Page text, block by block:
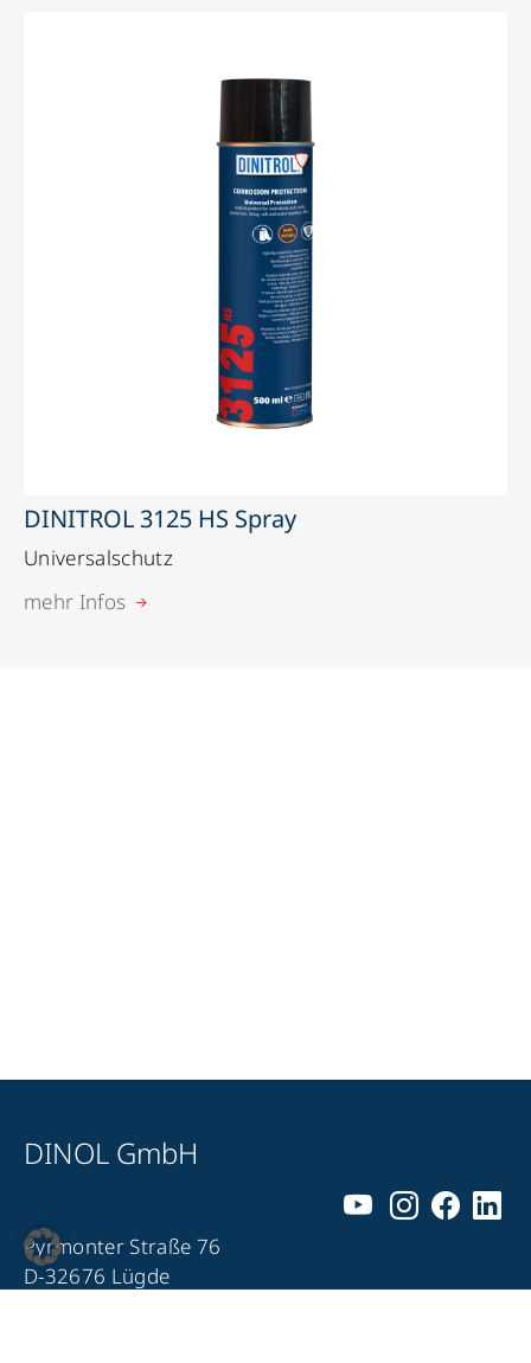
DINITROL 3125 HS Spray
Universalschutz
mehr Infos
DINOL GmbH
Pyrmonter Straße 76
D-32676 Lügde